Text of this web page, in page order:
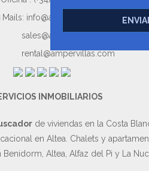
Mails: info@ampervillas.com
sales@ampervillas.com
rental@ampervillas.com
INMOBILIARIOS
de viviendas en la Costa
en Altea. Chalets y
Benidorm, Altea, Alfaz del Pi y La